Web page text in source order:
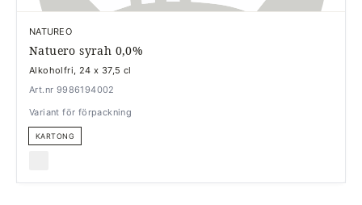
NATUREO
Natuero syrah 0,0%
Alkoholfri, 24 x 37,5 cl
Art.nr 9986194002
Variant för förpackning
KARTONG